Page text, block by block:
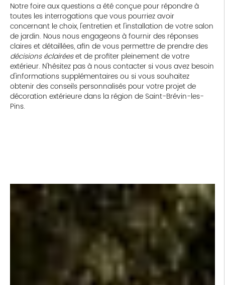
Notre foire aux questions a été conçue pour répondre à
toutes les interrogations que vous pourriez avoir
concernant le choix, l'entretien et l'installation de votre salon
de jardin. Nous nous engageons à fournir des réponses
claires et détaillées, afin de vous permettre de prendre des
décisions éclairéeset de profiter pleinement de votre
extérieur. N'hésitez pas à nous contacter si vous avez besoin
d'informations supplémentaires ou si vous souhaitez
obtenir des conseils personnalisés pour votre projet de
décoration extérieure dans la région de Saint-Brévin-les-
Pins.